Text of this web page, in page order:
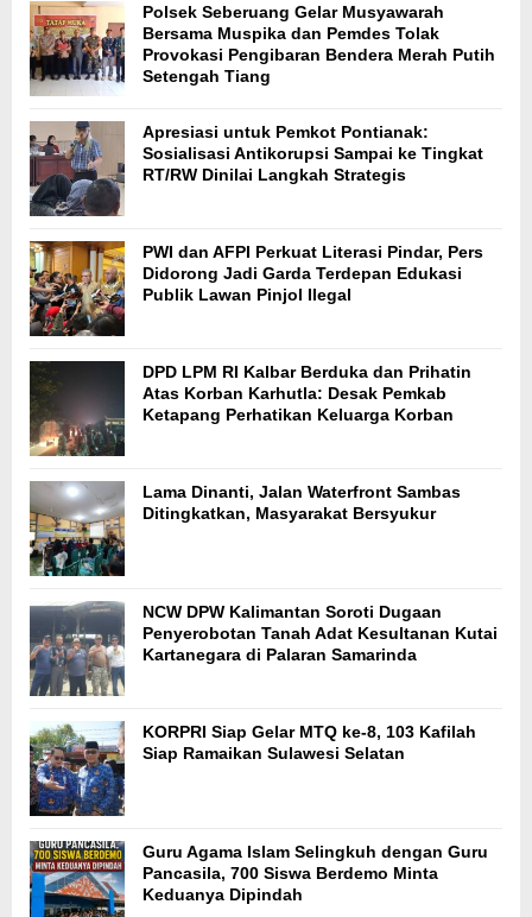
Polsek Seberuang Gelar Musyawarah
Bersama Muspika dan Pemdes Tolak
Provokasi Pengibaran Bendera Merah Putih
Setengah Tiang
Apresiasi untuk Pemkot Pontianak:
Sosialisasi Antikorupsi Sampai ke Tingkat
RT/RW Dinilai Langkah Strategis
PWI dan AFPI Perkuat Literasi Pindar, Pers
Didorong Jadi Garda Terdepan Edukasi
Publik Lawan Pinjol Ilegal
DPD LPM RI Kalbar Berduka dan Prihatin
Atas Korban Karhutla: Desak Pemkab
Ketapang Perhatikan Keluarga Korban
Lama Dinanti, Jalan Waterfront Sambas
Ditingkatkan, Masyarakat Bersyukur
NCW DPW Kalimantan Soroti Dugaan
Penyerobotan Tanah Adat Kesultanan Kutai
Kartanegara di Palaran Samarinda
KORPRI Siap Gelar MTQ ke-8, 103 Kafilah
Siap Ramaikan Sulawesi Selatan
Guru Agama Islam Selingkuh dengan Guru
Pancasila, 700 Siswa Berdemo Minta
Keduanya Dipindah